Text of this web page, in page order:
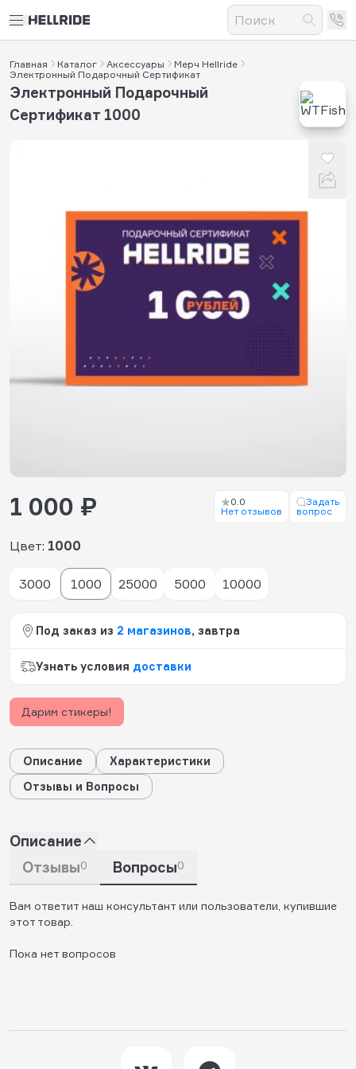
Главная Каталог Аксессуары
Мерч Hellride
Электронный Подарочный Сертификат
Электронный Подарочный
Сертификат 1000
Цвет: 1000
3000 1000 25000 5000 10000
1 000 ₽
0.0
Нет отзывов
Задать
вопрос
Под заказ из 2 магазинов, завтра
Узнать условия доставки
Дарим стикеры!
Описание
Характеристики
Отзывы и Вопросы
Описание
Отзывы0 Вопросы0
Вам ответит наш консультант или пользователи, купившие
этот товар.
Пока нет вопросов